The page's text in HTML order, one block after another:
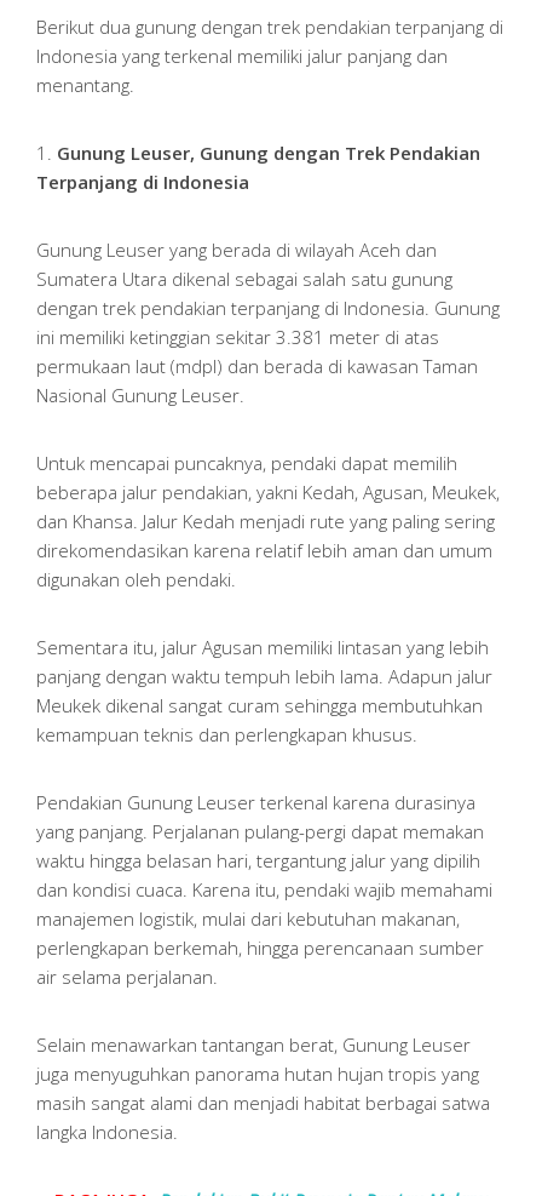
Berikut dua gunung dengan trek pendakian terpanjang di
Indonesia yang terkenal memiliki jalur panjang dan
menantang.
1. Gunung Leuser, Gunung dengan Trek Pendakian
Terpanjang di Indonesia
Gunung Leuser yang berada di wilayah Aceh dan
Sumatera Utara dikenal sebagai salah satu gunung
dengan trek pendakian terpanjang di Indonesia. Gunung
ini memiliki ketinggian sekitar 3.381 meter di atas
permukaan laut (mdpl) dan berada di kawasan Taman
Nasional Gunung Leuser.
Untuk mencapai puncaknya, pendaki dapat memilih
beberapa jalur pendakian, yakni Kedah, Agusan, Meukek,
dan Khansa. Jalur Kedah menjadi rute yang paling sering
direkomendasikan karena relatif lebih aman dan umum
digunakan oleh pendaki.
Sementara itu, jalur Agusan memiliki lintasan yang lebih
panjang dengan waktu tempuh lebih lama. Adapun jalur
Meukek dikenal sangat curam sehingga membutuhkan
kemampuan teknis dan perlengkapan khusus.
Pendakian Gunung Leuser terkenal karena durasinya
yang panjang. Perjalanan pulang-pergi dapat memakan
waktu hingga belasan hari, tergantung jalur yang dipilih
dan kondisi cuaca. Karena itu, pendaki wajib memahami
manajemen logistik, mulai dari kebutuhan makanan,
perlengkapan berkemah, hingga perencanaan sumber
air selama perjalanan.
Selain menawarkan tantangan berat, Gunung Leuser
juga menyuguhkan panorama hutan hujan tropis yang
masih sangat alami dan menjadi habitat berbagai satwa
langka Indonesia.